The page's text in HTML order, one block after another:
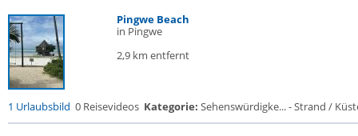
Pingwe Beach
in Pingwe
2,9 km entfernt
1 Urlaubsbild 0 Reisevideos Kategorie: Sehenswürdigke... - Strand /